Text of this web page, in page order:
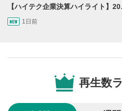
再生位置を示しています。再
するとその位置から動画が再
スライダーを上下すると音量
全画面表示
【ハイテク
1日前
再生数